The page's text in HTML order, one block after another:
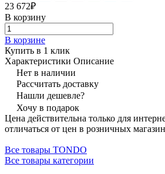
23 672₽
В корзину
В корзине
Купить в 1 клик
Характеристики Описание
Нет в наличии
Рассчитать доставку
Нашли дешевле?
Хочу в подарок
Цена действительна только для
отличаться от цен в розничных
Все товары TONDO
Все товары категории